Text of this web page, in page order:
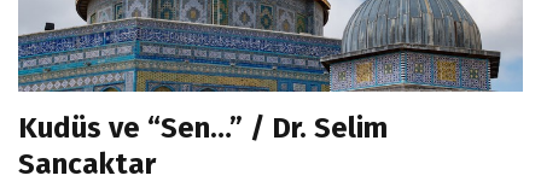
Kudüs ve “Sen…” / Dr. Selim
Sancaktar